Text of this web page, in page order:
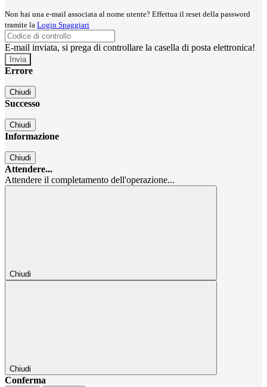
Non hai una e-mail associata al nome utente? Effettua il reset della password
tramite la Login Spaggiari
E-mail inviata, si prega di controllare la casella di posta elettronica!
Errore
Chiudi
Successo
Chiudi
Informazione
Chiudi
Attendere...
Attendere il completamento dell'operazione...
Chiudi
Chiudi
Conferma